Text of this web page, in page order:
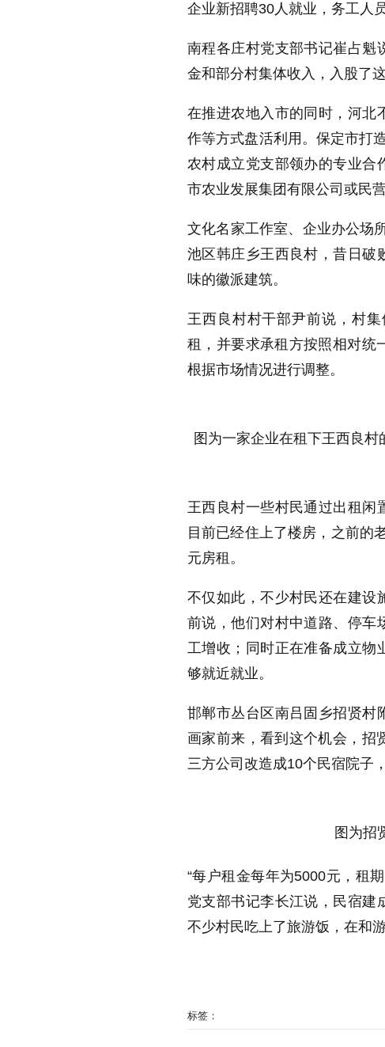
企业新招聘30人就业，务工人
南程各庄村党支部书记崔占魁
金和部分村集体收入，入股了
在推进农地入市的同时，河北
作等方式盘活利用。保定市打
农村成立党支部领办的专业合
市农业发展集团有限公司或民
文化名家工作室、企业办公场
池区韩庄乡王西良村，昔日破
味的徽派建筑。
王西良村村干部尹前说，村
租，并要求承租方按照相对统
根据市场情况进行调整。
图为一家企业在租下王西良
王西良村一些村民通过出租闲
目前已经住上了楼房，之前的
元房租。
不仅如此，不少村民还在建设
前说，他们对村中道路、停车
工增收；同时正在准备成立物
够就近就业。
邯郸市丛台区南吕固乡招贤村
画家前来，看到这个机会，招
三方公司改造成10个民宿院子
图为招
“每户租金每年为5000元，租
党支部书记李长江说，民宿建
不少村民吃上了旅游饭，在和
标签：